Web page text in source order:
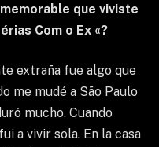
que viviste
Com o Ex «?
extraña fue algo que
me mudé a São Paulo
mucho. Cuando
a vivir sola. En la casa